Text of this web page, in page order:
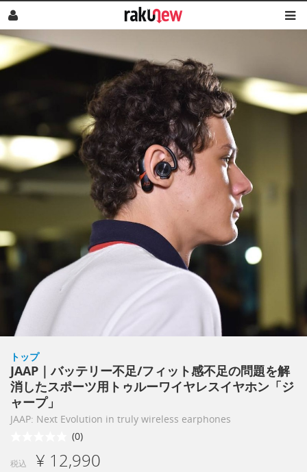
トップ
JAAP｜バッテリー不足/フィット感不足の問題を解
消したスポーツ用トゥルーワイヤレスイヤホン「ジ
ャープ」
JAAP: Next Evolution in truly wireless earphones
(0)
税込 ¥ 12,990